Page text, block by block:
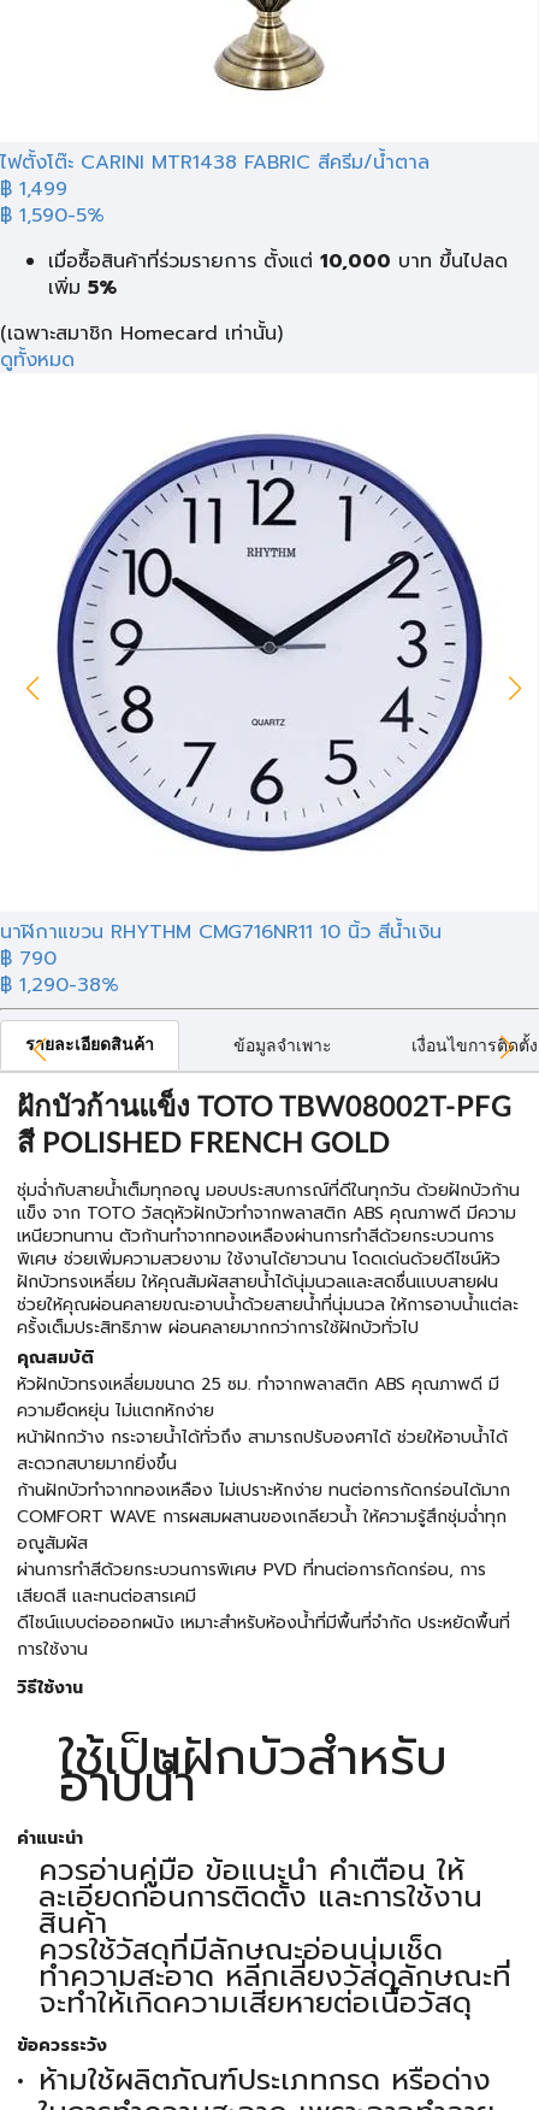
ไฟตั้งโต๊ะ CARINI MTR1438 FABRIC สีครีม/น้ำตาล
฿ 1,499
฿ 1,590-5%
เมื่อซื้อสินค้าที่ร่วมรายการ ตั้งแต่ 10,000 บาท ขึ้นไปลด
เพิ่ม 5%
(เฉพาะสมาชิก Homecard เท่านั้น)
ดูทั้งหมด
นาฬิกาแขวน RHYTHM CMG716NR11 10 นิ้ว สีน้ำเงิน
฿ 790
฿ 1,290-38%
รายละเอียดสินค้า ข้อมูลจำเพาะ เงื่อนไขการติดตั้ง
ฝักบัวก้านแข็ง TOTO TBW08002T-PFG
สี POLISHED FRENCH GOLD
ชุ่มฉ่ำกับสายน้ำเต็มทุกอณู มอบประสบการณ์ที่ดีในทุกวัน ด้วยฝักบัวก้าน
แข็ง จาก TOTO วัสดุหัวฝักบัวทำจากพลาสติก ABS คุณภาพดี มีความ
เหนียวทนทาน ตัวก้านทำจากทองเหลืองผ่านการทําสีด้วยกระบวนการ
พิเศษ ช่วยเพิ่มความสวยงาม ใช้งานได้ยาวนาน โดดเด่นด้วยดีไซน์หัว
ฝักบัวทรงเหลี่ยม ให้คุณสัมผัสสายน้ำได้นุ่มนวลและสดชื่นแบบสายฝน
ช่วยให้คุณผ่อนคลายขณะอาบน้ำด้วยสายน้ำที่นุ่มนวล ให้การอาบน้ำแต่ละ
ครั้งเต็มประสิทธิภาพ ผ่อนคลายมากกว่าการใช้ฝักบัวทั่วไป
คุณสมบัติ
หัวฝักบัวทรงเหลี่ยมขนาด 25 ซม. ทำจากพลาสติก ABS คุณภาพดี มี
ความยืดหยุ่น ไม่แตกหักง่าย
หน้าฝักกว้าง กระจายน้ำได้ทั่วถึง สามารถปรับองศาได้ ช่วยให้อาบน้ำได้
สะดวกสบายมากยิ่งขึ้น
ก้านฝักบัวทำจากทองเหลือง ไม่เปราะหักง่าย ทนต่อการกัดกร่อนได้มาก
COMFORT WAVE การผสมผสานของเกลียวน้ำ ให้ความรู้สึกชุ่มฉ่ำทุก
อณูสัมผัส
ผ่านการทําสีด้วยกระบวนการพิเศษ PVD ที่ทนต่อการกัดกร่อน, การ
เสียดสี เเละทนต่อสารเคมี
ดีไซน์แบบต่อออกผนัง เหมาะสำหรับห้องน้ำที่มีพื้นที่จำกัด ประหยัดพื้นที่
การใช้งาน
วิธีใช้งาน
ใช้เป็นฝักบัวสำหรับ
อาบน้ำ
คำแนะนำ
ควรอ่านคู่มือ ข้อแนะนำ คำเตือน ให้
ละเอียดก่อนการติดตั้ง และการใช้งาน
สินค้า
ควรใช้วัสดุที่มีลักษณะอ่อนนุ่มเช็ด
ทำความสะอาด หลีกเลี่ยงวัสดุลักษณะที่
จะทำให้เกิดความเสียหายต่อเนื้อวัสดุ
ข้อควรระวัง
ห้ามใช้ผลิตภัณฑ์ประเภทกรด หรือด่าง